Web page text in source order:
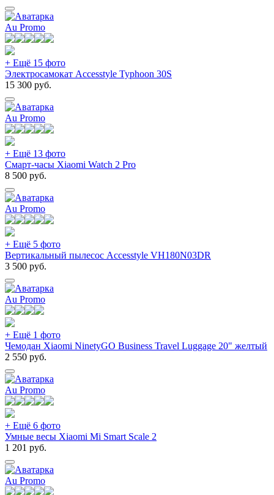
Au Promo
+ Ещё 15 фото
Электросамокат Accesstyle Typhoon 30S
15 300 руб.
Au Promo
+ Ещё 13 фото
Смарт-часы Xiaomi Watch 2 Pro
8 500 руб.
Au Promo
+ Ещё 5 фото
Вертикальный пылесос Accesstyle VH180N03DR
3 500 руб.
Au Promo
+ Ещё 1 фото
Чемодан Xiaomi NinetyGO Business Travel Luggage 20" желтый
2 550 руб.
Au Promo
+ Ещё 6 фото
Умные весы Xiaomi Mi Smart Scale 2
1 201 руб.
Au Promo